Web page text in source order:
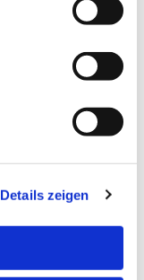
Details zeigen